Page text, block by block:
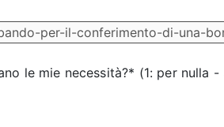
le mie necessità?* (1: per nulla -